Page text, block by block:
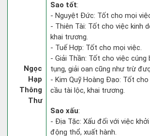
Ngọc
Hạp
Thông
Thư
Sao tốt:
- Nguyệt Đức: Tốt cho mọi
- Thiên Tài: Tốt cho việc kinh
khai trương.
- Tuế Hợp: Tốt cho mọi việc.
- Giải Thần: Tốt cho việc
tụng, giải oan cũng như trừ
- Kim Quỹ Hoàng Đạo: Tốt cho
cầu tài lộc, khai trương.
Sao xấu:
- Địa Tặc: Xấu đối với việc
động thổ, xuất hành.